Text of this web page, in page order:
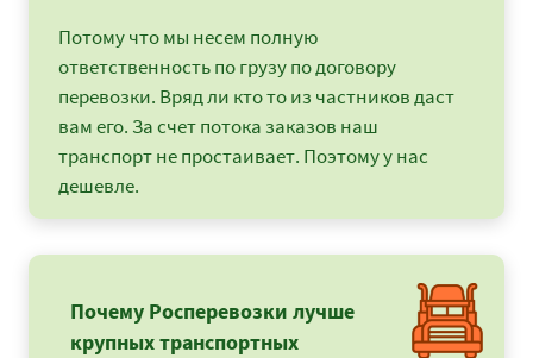
Потому что мы несем полную
ответственность по грузу по договору
перевозки. Вряд ли кто то из частников даст
вам его. За счет потока заказов наш
транспорт не простаивает. Поэтому у нас
дешевле.
Почему Росперевозки лучше
крупных транспортных